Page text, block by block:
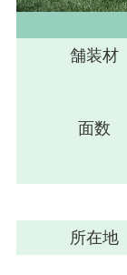
舗装材
面数
所在地